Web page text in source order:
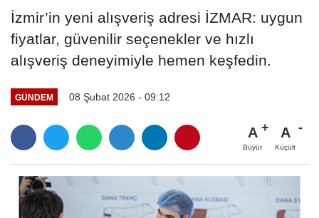
İzmir’in yeni alışveriş adresi İZMAR: uygun
fiyatlar, güvenilir seçenekler ve hızlı
alışveriş deneyimiyle hemen keşfedin.
GÜNDEM 08 Şubat 2026 - 09:12
A
Büyüt
A
Küçült